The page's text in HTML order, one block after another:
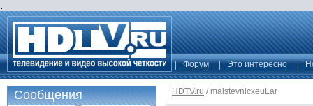
.
Форум Это интересно
HDTV.ru / maistevnicxeuLar
Сообщения